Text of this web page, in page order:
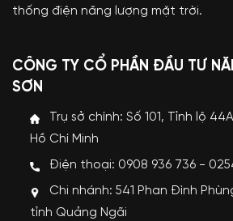
thống điện năng lượng mặt trời.
CÔNG TY CỔ PHẦN ĐẦU TƯ
SƠN
Trụ sở chính: Số 101, Tỉnh lộ
Hồ Chí Minh
Điện thoại: 0908 936 736 -
Chi nhánh: 541 Phan Đình
tỉnh Quảng Ngãi